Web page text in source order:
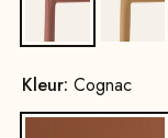
Kleur: Cognac